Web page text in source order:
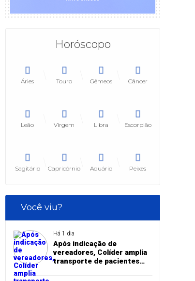
Horóscopo
Áries Touro Gêmeos Câncer
Leão Virgem Libra Escorpião
Sagitário Capricórnio Aquário Peixes
Você viu?
Há 1 dia
Após indicação de
vereadores, Colíder amplia
transporte de pacientes